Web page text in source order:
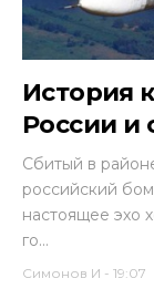
История
России и
Сбитый в
российский
настоящее эхо
го...
Симонов И - 19:07